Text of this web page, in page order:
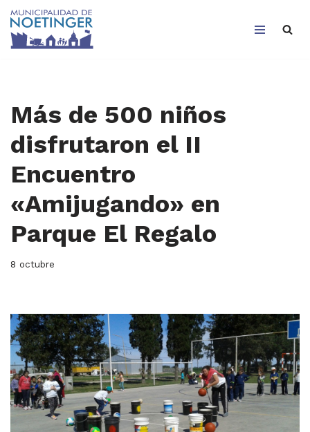
Saltar
Más de 500 niños
disfrutaron el II
Encuentro
«Amijugando» en
Parque El Regalo
8 octubre